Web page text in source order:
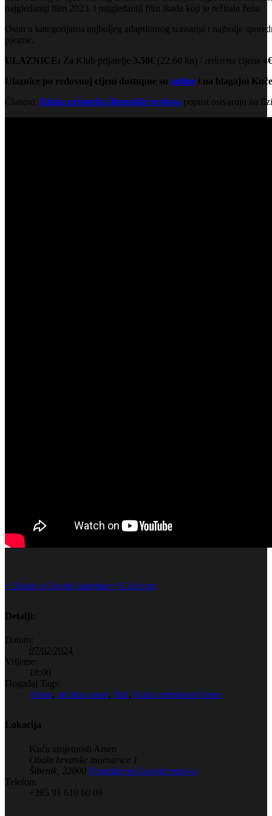
najgledaniji film 2023. i najgledaniji film ikada koji je režirala žena.
Osim u kategorijama najboljeg adaptiranog scenarija i najbolje
pjesme.
ULAZNICE: Za Klub prijatelje 3,50€ (22,60 kn) / redovna cijena 4
Ulaznice po redovnoj cijeni dostupne su online i na blagajni
Članovi Kluba prijatelja šibenskih tvrđava popust ostvaruju na
+ Dodaj u Google kalendar+ iCal izvoz
Detalji:
Datum:
07/02/2024
Vrijeme:
18:00
Događaj Tags:
Arsen, art kino arsen, film, Kuća umjetnosti Arsen
Lokacija
Kuća umjetnosti Arsen
Obala hrvatske mornarice 1
Šibenik
22000 Pogledaj na Google maps-u
Telefon:
+385 91 619 60 09